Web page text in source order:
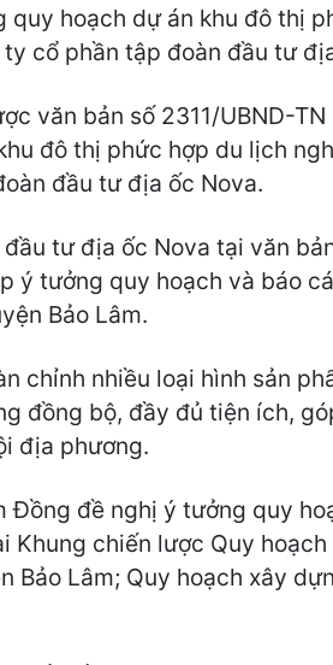
hoạch dự án khu đô thị
cổ phần tập đoàn đầu tư
văn bản số 2311/UBND-
đô thị phức hợp du lịch
đầu tư địa ốc Nova.
tư địa ốc Nova tại văn
tưởng quy hoạch và báo
Bảo Lâm.
chỉnh nhiều loại hình sản
đồng bộ, đầy đủ tiện ích,
địa phương.
Đồng đề nghị ý tưởng quy
chiến lược Quy
Bảo Lâm; Quy hoạch xây